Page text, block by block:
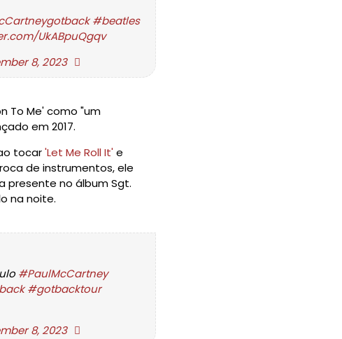
#beatles
UkABpuQgqv
8, 2023
To Me' como "um
em 2017.
tocar'Let Me Roll It'e
de instrumentos, ele
presente no álbum Sgt.
na noite.
#PaulMcCartney
#gotbacktour
8, 2023